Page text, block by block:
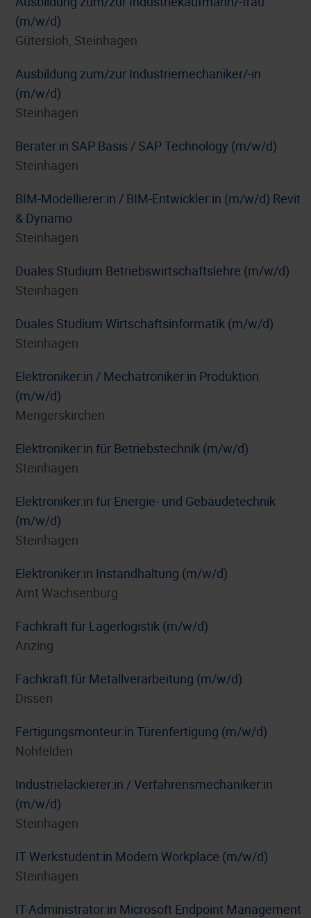
(m/w/d)
Gütersloh, Steinhagen
Ausbildung zum/zur Industriemechaniker/-in
(m/w/d)
Steinhagen
Berater:in SAP Basis / SAP Technology (m/w/d)
Steinhagen
BIM-Modellierer:in / BIM-Entwickler:in (m/w/d) Revit
& Dynamo
Steinhagen
Duales Studium Betriebswirtschaftslehre (m/w/d)
Steinhagen
Duales Studium Wirtschaftsinformatik (m/w/d)
Steinhagen
Elektroniker:in / Mechatroniker:in Produktion
(m/w/d)
Mengerskirchen
Elektroniker:in für Betriebstechnik (m/w/d)
Steinhagen
Elektroniker:in für Energie- und Gebäudetechnik
(m/w/d)
Steinhagen
Elektroniker:in Instandhaltung (m/w/d)
Amt Wachsenburg
Fachkraft für Lagerlogistik (m/w/d)
Anzing
Fachkraft für Metallverarbeitung (m/w/d)
Dissen
Fertigungsmonteur:in Türenfertigung (m/w/d)
Nohfelden
Industrielackierer:in / Verfahrensmechaniker:in
(m/w/d)
Steinhagen
IT Werkstudent:in Modern Workplace (m/w/d)
Steinhagen
IT-Administrator:in Microsoft Endpoint Management